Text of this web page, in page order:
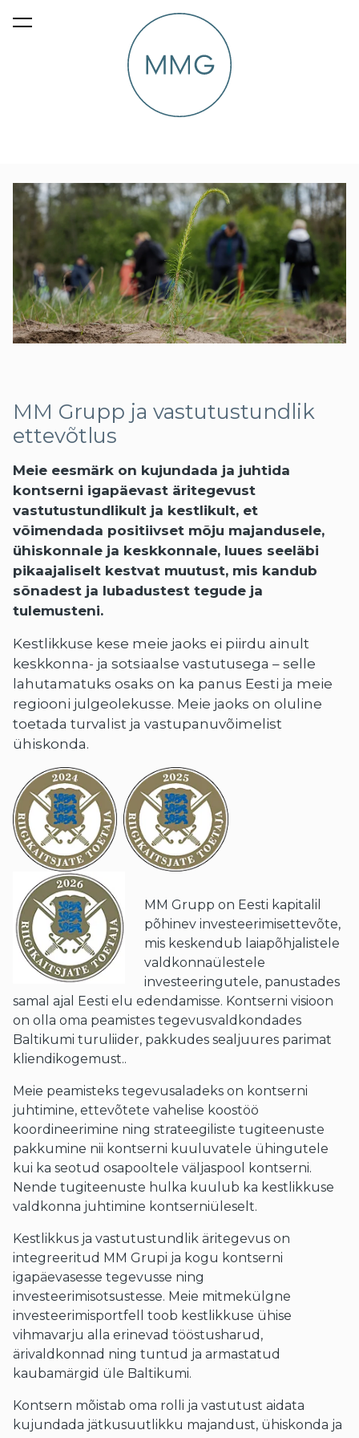
lisati ostukorvi. Vaata ostukorvi
MM Grupp ja vastutustundlik
ettevõtlus
Meie eesmärk on kujundada ja juhtida
kontserni igapäevast äritegevust
vastutustundlikult ja kestlikult, et
võimendada positiivset mõju majandusele,
ühiskonnale ja keskkonnale, luues seeläbi
pikaajaliselt kestvat muutust, mis kandub
sõnadest ja lubadustest tegude ja
tulemusteni.
Kestlikkuse kese meie jaoks ei piirdu ainult
keskkonna- ja sotsiaalse vastutusega – selle
lahutamatuks osaks on ka panus Eesti ja meie
regiooni julgeolekusse. Meie jaoks on oluline
toetada turvalist ja vastupanuvõimelist
ühiskonda.
MM Grupp on Eesti kapitalil
põhinev investeerimisettevõte,
mis keskendub laiapõhjalistele
valdkonnaülestele
investeeringutele, panustades
samal ajal Eesti elu edendamisse. Kontserni visioon
on olla oma peamistes tegevusvaldkondades
Baltikumi turuliider, pakkudes sealjuures parimat
kliendikogemust..
Meie peamisteks tegevusaladeks on kontserni
juhtimine, ettevõtete vahelise koostöö
koordineerimine ning strateegiliste tugiteenuste
pakkumine nii kontserni kuuluvatele ühingutele
kui ka seotud osapooltele väljaspool kontserni.
Nende tugiteenuste hulka kuulub ka kestlikkuse
valdkonna juhtimine kontserniüleselt.
Kestlikkus ja vastutustundlik äritegevus on
integreeritud MM Grupi ja kogu kontserni
igapäevasesse tegevusse ning
investeerimisotsustesse. Meie mitmekülgne
investeerimisportfell toob kestlikkuse ühise
vihmavarju alla erinevad tööstusharud,
ärivaldkonnad ning tuntud ja armastatud
kaubamärgid üle Baltikumi.
Kontsern mõistab oma rolli ja vastutust aidata
kujundada jätkusuutlikku majandust, ühiskonda ja